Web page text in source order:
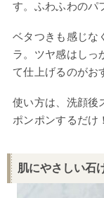
す。ふわふわのパ
ベタつきも感じな
ラ。ツヤ感はしっ
て仕上げるのが
使い方は、洗顔後
ポンポンするだけ
肌にやさしい石